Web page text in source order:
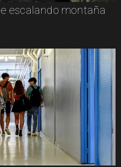
escalando montaña